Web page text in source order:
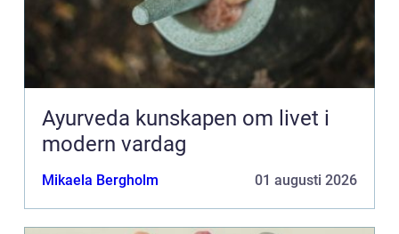
Ayurveda kunskapen om livet i
modern vardag
Mikaela Bergholm 01 augusti 2026